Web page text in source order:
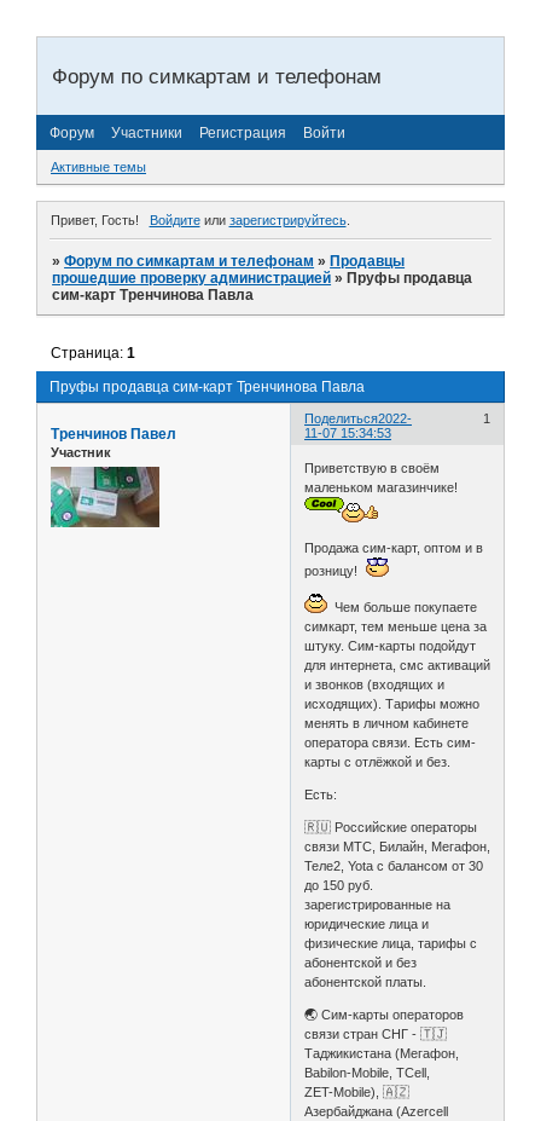
Форум по симкартам и телефонам
Форум Участники Регистрация Войти
Активные темы
Привет, Гость! Войдитеили зарегистрируйтесь.
»Форум по симкартам и телефонам »Продавцы
прошедшие проверку администрацией »Пруфы продавца
сим-карт Тренчинова Павла
Пруфы продавца сим-карт Тренчинова Павла
Страница:1
Поделиться 1
2022-
11-07 15:34:53
Тренчинов Павел
Участник
Приветствую в своём
маленьком магазинчике!
Продажа сим-карт, оптом и в
розницу!
Чем больше покупаете
симкарт, тем меньше цена за
штуку. Сим-карты подойдут
для интернета, смс активаций
и звонков (входящих и
исходящих). Тарифы можно
менять в личном кабинете
оператора связи. Есть сим-
карты с отлёжкой и без.
Есть:
🇷🇺 Российские операторы
связи МТС, Билайн, Мегафон,
Теле2, Yota с балансом от 30
до 150 руб.
зарегистрированные на
юридические лица и
физические лица, тарифы с
абонентской и без
абонентской платы.
🌏 Сим-карты операторов
связи стран СНГ - 🇹🇯
Таджикистана (Мегафон,
Babilon⁠-⁠Mobile, TCell,
ZET⁠-⁠Mobile), 🇦🇿
Азербайджана (Azercell